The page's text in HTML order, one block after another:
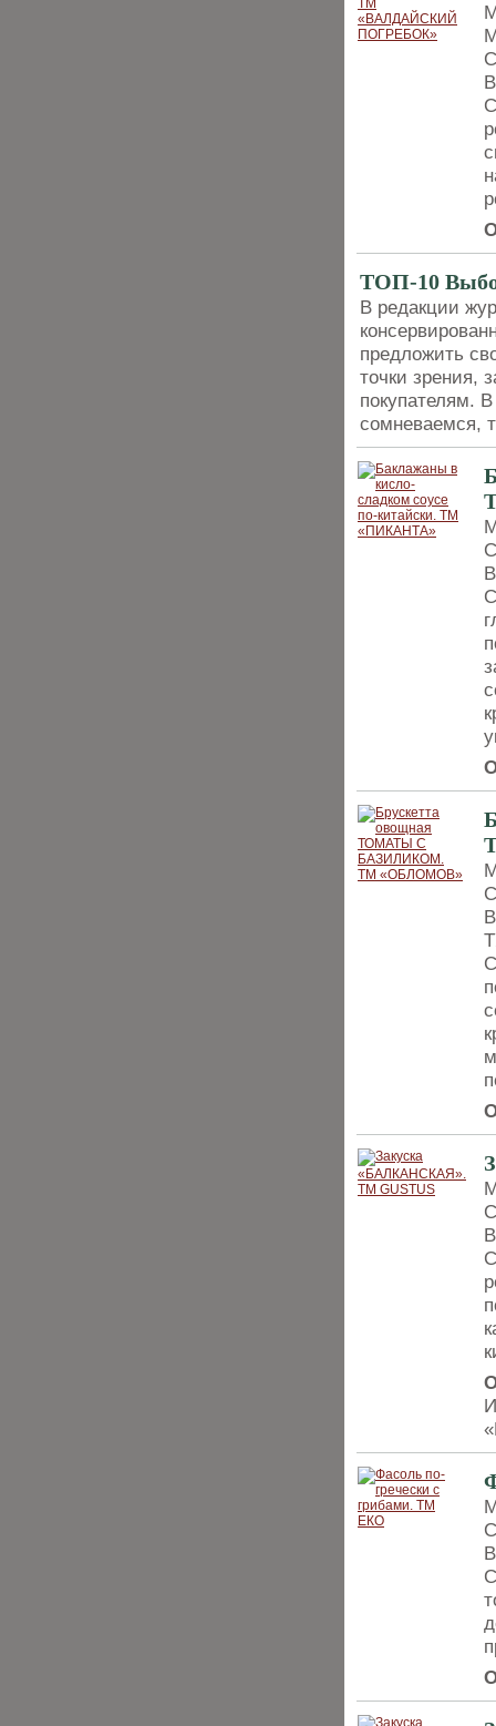
ТОП-10
В редакции
предложить
точки зрения,
покупателям.
сомневаемся,